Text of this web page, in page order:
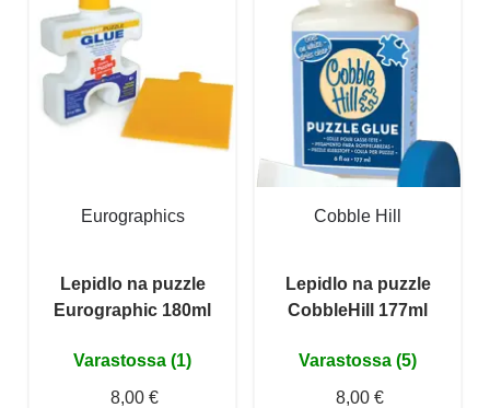
Eurographics
Lepidlo na puzzle
Eurographic 180ml
Varastossa (1)
8,00 €
Cobble Hill
Lepidlo na puzzle
CobbleHill 177ml
Varastossa (5)
8,00 €